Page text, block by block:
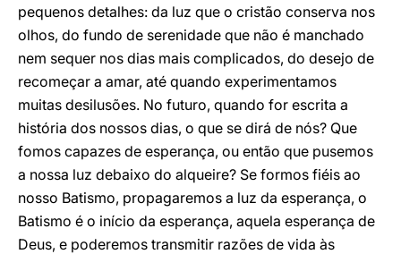
pequenos detalhes: da luz que o cristão conserva nos
olhos, do fundo de serenidade que não é manchado
nem sequer nos dias mais complicados, do desejo de
recomeçar a amar, até quando experimentamos
muitas desilusões. No futuro, quando for escrita a
história dos nossos dias, o que se dirá de nós? Que
fomos capazes de esperança, ou então que pusemos
a nossa luz debaixo do alqueire? Se formos fiéis ao
nosso Batismo, propagaremos a luz da esperança, o
Batismo é o início da esperança, aquela esperança de
Deus, e poderemos transmitir razões de vida às